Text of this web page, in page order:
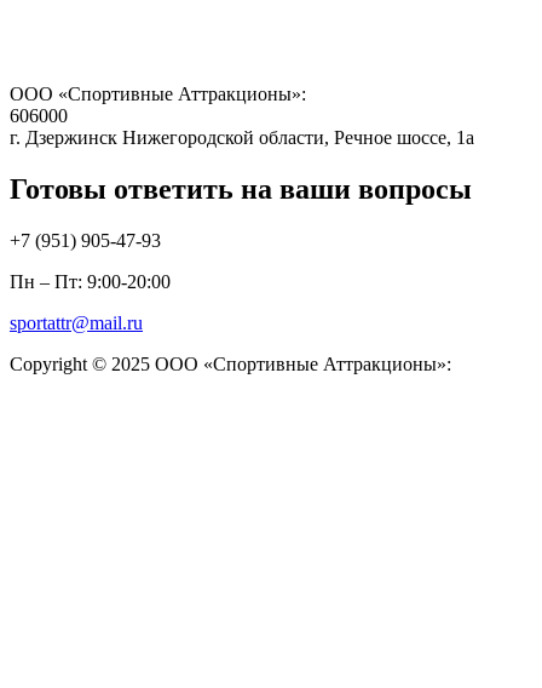
ООО «Спортивные Аттракционы»:
606000
г. Дзержинск Нижегородской области, Речное шоссе, 1а
Готовы ответить на ваши вопросы
+7 (951) 905-47-93
Пн – Пт: 9:00-20:00
sportattr@mail.ru
Copyright © 2025 ООО «Спортивные Аттракционы»: